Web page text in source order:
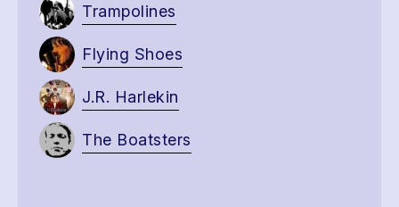
Trampolines
Flying Shoes
J.R. Harlekin
The Boatsters